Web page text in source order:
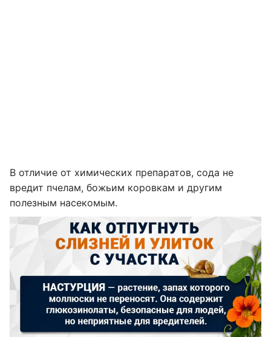
В отличие от химических препаратов, сода не
вредит пчелам, божьим коровкам и другим
полезным насекомым.